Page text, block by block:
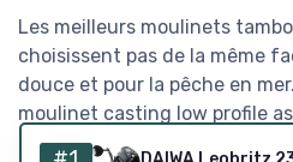
Les meilleurs moulinets
choisissent pas de la même
douce et pour la pêche en
moulinet casting low profile
légères suffit souvent pour la